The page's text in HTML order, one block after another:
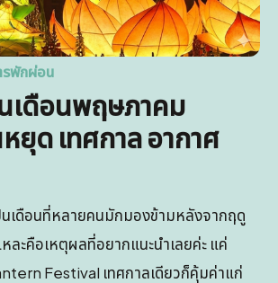
รพักผ่อน
นเดือนพฤษภาคม
ยุด เทศกาล อากาศ
เดือนที่หลายคนมักมองข้ามหลังจากฤดู
ละคือเหตุผลที่อยากแนะนำเลยค่ะ แค่
Festival เทศกาลเดียวก็คุ้มค่าแก่